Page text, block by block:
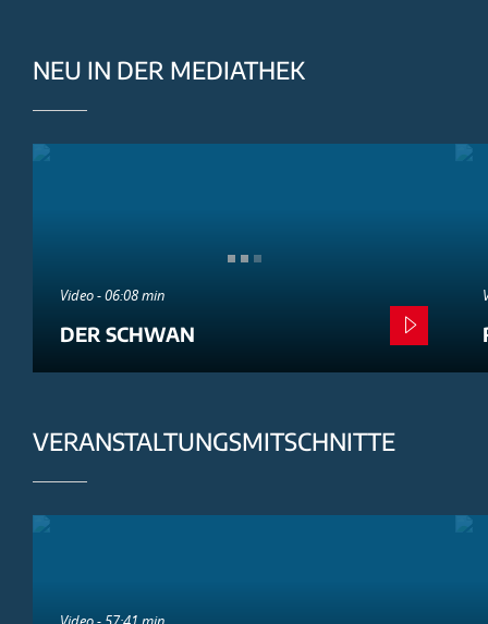
NEU IN DER MEDIATHEK
Video - 06:08 min
DER SCHWAN
VERANSTALTUNGSMITSCHNITTE